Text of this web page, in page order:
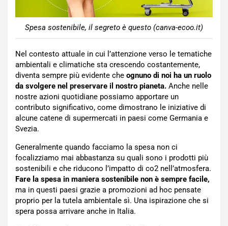
Spesa sostenibile, il segreto è questo (canva-ecoo.it)
Nel contesto attuale in cui l’attenzione verso le tematiche
ambientali e climatiche sta crescendo costantemente,
diventa sempre più evidente che ognuno di noi ha un ruolo
da svolgere nel preservare il nostro pianeta. Anche nelle
nostre azioni quotidiane possiamo apportare un
contributo significativo, come dimostrano le iniziative di
alcune catene di supermercati in paesi come Germania e
Svezia.
Generalmente quando facciamo la spesa non ci
focalizziamo mai abbastanza su quali sono i prodotti più
sostenibili e che riducono l’impatto di co2 nell’atmosfera.
Fare la spesa in maniera sostenibile non è sempre facile,
ma in questi paesi grazie a promozioni ad hoc pensate
proprio per la tutela ambientale sì. Una ispirazione che si
spera possa arrivare anche in Italia.